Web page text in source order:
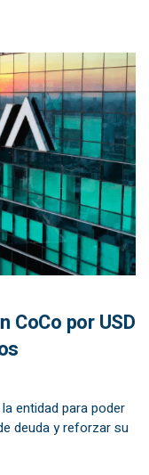
CoCo por USD
entidad para poder
deuda y reforzar su